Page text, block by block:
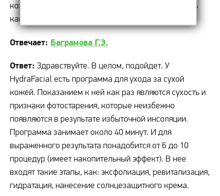
кожа стала очень сухой. Хотелось бы ее увлажнить
как следует. Подойдет ли мне HydraFacial?
Отвечает: Баграмова Г.Э.
Ответ: Здравствуйте. В целом, подойдет. У
HydraFacial есть программа для ухода за сухой
кожей. Показанием к ней как раз являются сухость и
признаки фотостарения, которые неизбежно
появляются в результате избыточной инсоляции.
Программа занимает около 40 минут. И для
выраженного результата понадобится от 6 до 10
процедур (имеет накопительный эффект). В нее
входят такие этапы, как: эксфолиация, ревитализация,
гидратация, нанесение солнцезащитного крема.